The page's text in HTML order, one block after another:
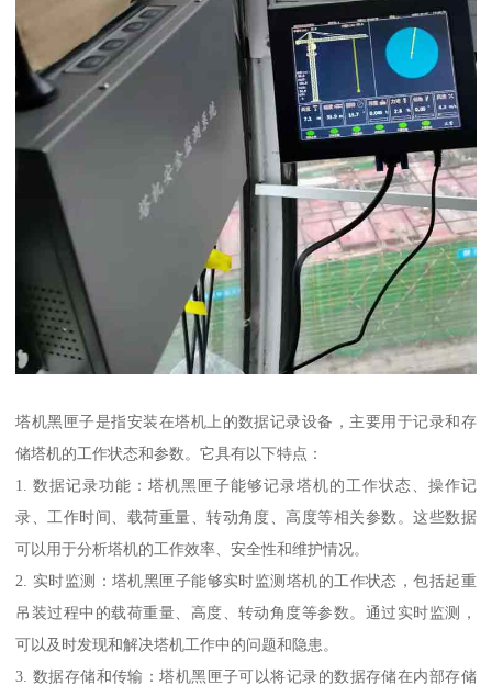
塔机黑匣子是指安装在塔机上的数据记录设备，主要用于记录和存
储塔机的工作状态和参数。它具有以下特点：
1. 数据记录功能：塔机黑匣子能够记录塔机的工作状态、操作记
录、工作时间、载荷重量、转动角度、高度等相关参数。这些数据
可以用于分析塔机的工作效率、安全性和维护情况。
2. 实时监测：塔机黑匣子能够实时监测塔机的工作状态，包括起重
吊装过程中的载荷重量、高度、转动角度等参数。通过实时监测，
可以及时发现和解决塔机工作中的问题和隐患。
3. 数据存储和传输：塔机黑匣子可以将记录的数据存储在内部存储